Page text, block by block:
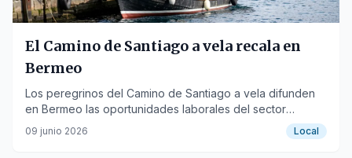
El Camino de Santiago a vela recala en
Bermeo
Los peregrinos del Camino de Santiago a vela difunden
en Bermeo las oportunidades laborales del sector
marítimo.
09 junio 2026 Local